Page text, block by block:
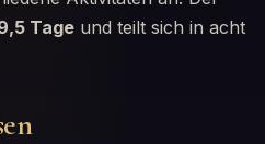
Tage und teilt sich in acht